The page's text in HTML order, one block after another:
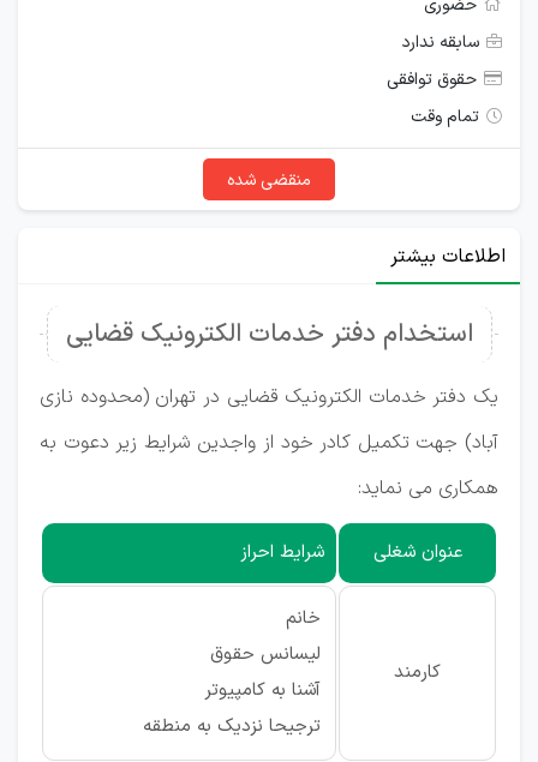
حضوری
سابقه ندارد
حقوق توافقی
تمام وقت
منقضی شده
اطلاعات بیشتر
استخدام دفتر خدمات الکترونیک قضایی
یک دفتر خدمات الکترونیک قضایی در تهران (محدوده نازی
آباد) جهت تکمیل کادر خود از واجدین شرایط زیر دعوت به
همکاری می نماید:
عنوان شغلی شرایط احراز
کارمند
خانم
لیسانس حقوق
آشنا به کامپیوتر
ترجیحا نزدیک به منطقه